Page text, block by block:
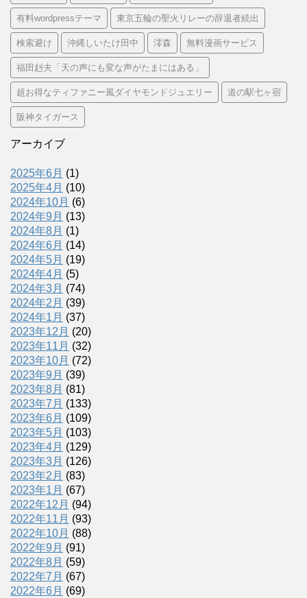
有料wordpressテーマ 東京五輪の聖火リレーの辞退者続出
検索避け 沖縄しいたけ田中 澪森 無料漫画サービス
福田赳夫「天の声にも変な声がたまにはある」
超お得なティファニー風ダイヤモンドジュエリー 道の駅七ヶ宿
阪神タイガース
アーカイブ
2025年6月 (1)
2025年4月 (10)
2024年10月 (6)
2024年9月 (13)
2024年8月 (1)
2024年6月 (14)
2024年5月 (19)
2024年4月 (5)
2024年3月 (74)
2024年2月 (39)
2024年1月 (37)
2023年12月 (20)
2023年11月 (32)
2023年10月 (72)
2023年9月 (39)
2023年8月 (81)
2023年7月 (133)
2023年6月 (109)
2023年5月 (103)
2023年4月 (129)
2023年3月 (126)
2023年2月 (83)
2023年1月 (67)
2022年12月 (94)
2022年11月 (93)
2022年10月 (88)
2022年9月 (91)
2022年8月 (59)
2022年7月 (67)
2022年6月 (69)